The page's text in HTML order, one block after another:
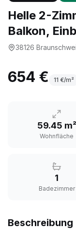
Helle 2-
Balkon,
38126
654 € 11 €/m²
59.45 m²
Wohnfläche
1
Badezimmer
Beschreibung